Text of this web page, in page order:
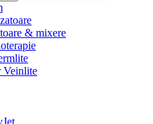
& mixere
Veinlite